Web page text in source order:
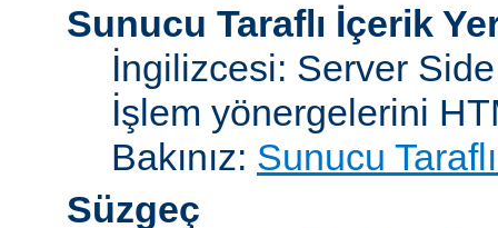
Sunucu Taraflı İçerik
İngilizcesi: Server
İşlem yönergelerini
Bakınız: Sunucu
Süzgeç